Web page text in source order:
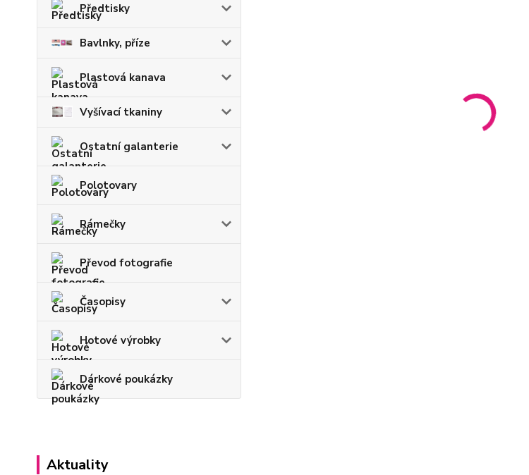
Předtisky
Bavlnky, příze
Plastová kanava
Vyšívací tkaniny
Ostatní galanterie
Polotovary
Rámečky
Převod fotografie
Časopisy
Hotové výrobky
Dárkové poukázky
Aktuality